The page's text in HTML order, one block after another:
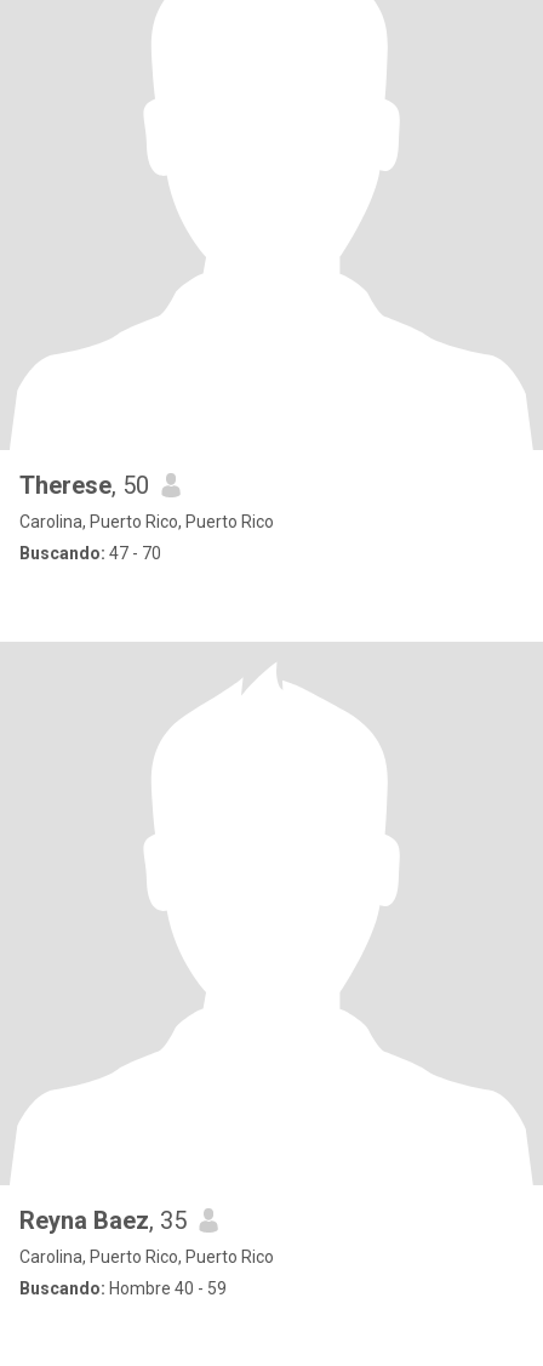
Therese, 50
Carolina, Puerto Rico, Puerto Rico
Buscando: 47 - 70
Reyna Baez, 35
Carolina, Puerto Rico, Puerto Rico
Buscando: Hombre 40 - 59